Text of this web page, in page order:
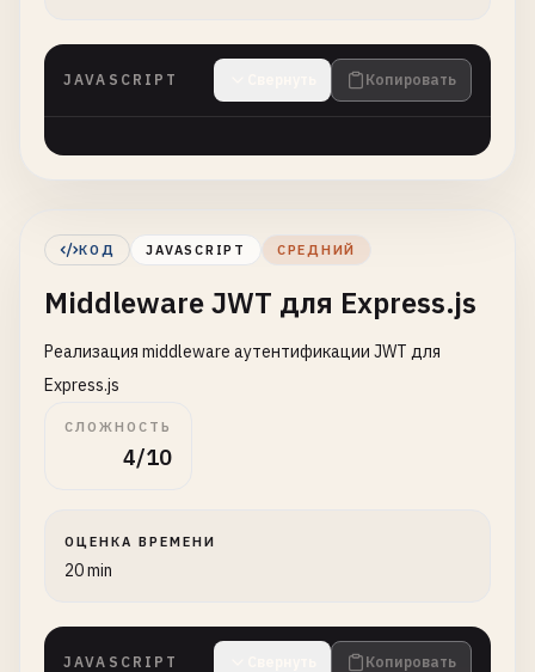
JAVASCRIPT Копировать
КОД JAVASCRIPT СРЕДНИЙ
Middleware JWT для Express.js
Реализация middleware аутентификации JWT для
Express.js
СЛОЖНОСТЬ
4/10
ОЦЕНКА ВРЕМЕНИ
20 min
JAVASCRIPT Копировать